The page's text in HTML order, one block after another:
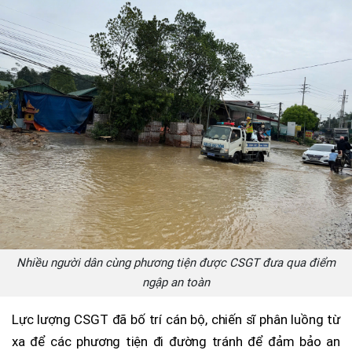
Nhiều người dân cùng phương tiện được CSGT đưa qua điểm
ngập an toàn
Lực lượng CSGT đã bố trí cán bộ, chiến sĩ phân luồng từ
xa để các phương tiện đi đường tránh để đảm bảo an